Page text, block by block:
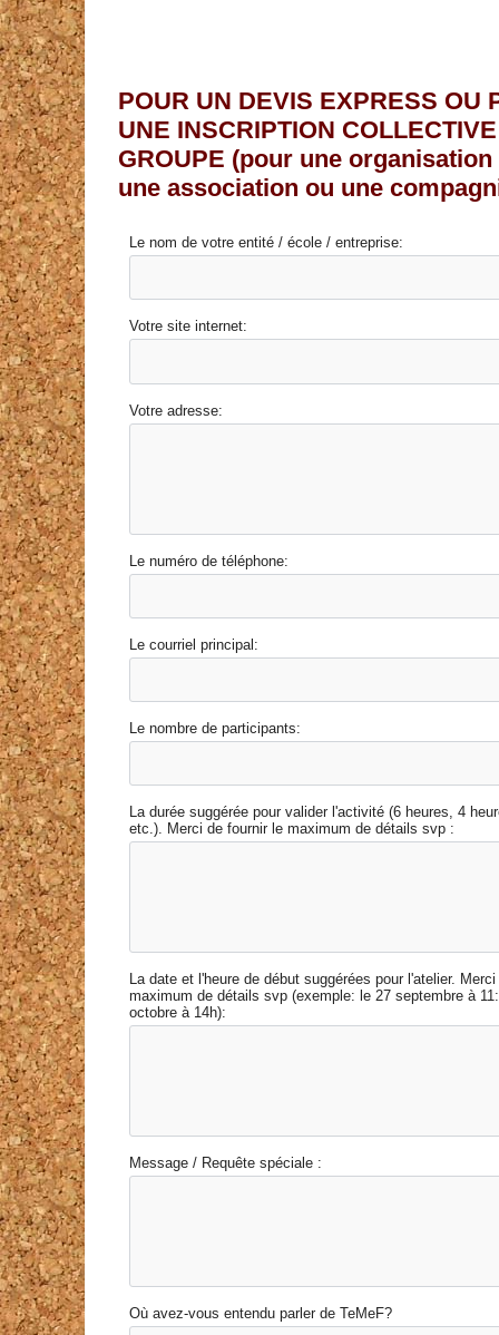
POUR UN DEVIS EXPRESS OU
UNE INSCRIPTION
GROUPE (pour une
une association ou une
Le nom de votre entité / école / entreprise:
Votre site internet:
Votre adresse:
Le numéro de téléphone:
Le courriel principal:
Le nombre de participants:
La durée suggérée pour valider l'activité (6 heures, 4
etc.). Merci de fournir le maximum de détails svp :
La date et l'heure de début suggérées pour l'atelier.
maximum de détails svp (exemple: le 27 septembre à
octobre à 14h):
Message / Requête spéciale :
Où avez-vous entendu parler de TeMeF?